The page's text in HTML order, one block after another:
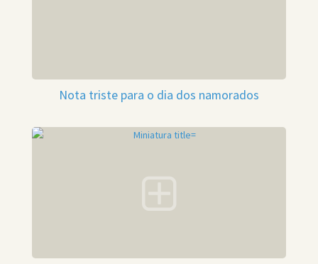
Nota triste para o dia dos namorados